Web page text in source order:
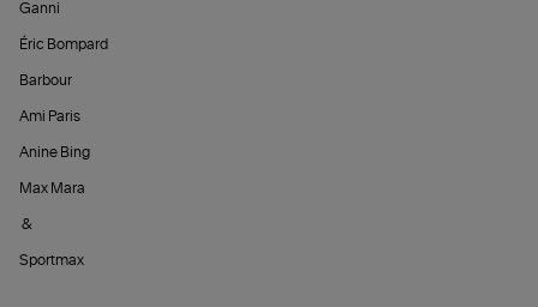
Ganni
Éric Bompard
Barbour
Ami Paris
Anine Bing
Max Mara
&
Sportmax